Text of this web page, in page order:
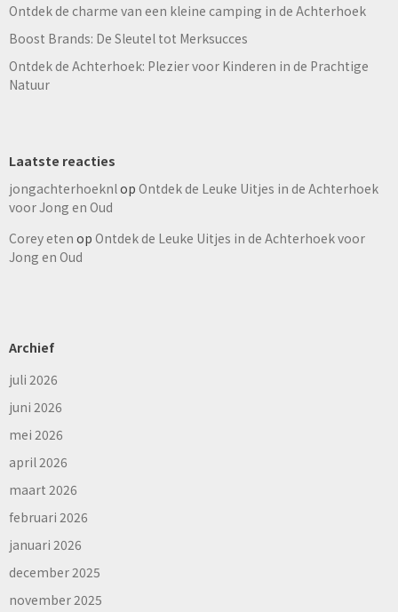
Ontdek de charme van een kleine camping in de Achterhoek
Boost Brands: De Sleutel tot Merksucces
Ontdek de Achterhoek: Plezier voor Kinderen in de Prachtige
Natuur
Laatste reacties
jongachterhoeknl op Ontdek de Leuke Uitjes in de Achterhoek
voor Jong en Oud
Corey eten op Ontdek de Leuke Uitjes in de Achterhoek voor
Jong en Oud
Archief
juli 2026
juni 2026
mei 2026
april 2026
maart 2026
februari 2026
januari 2026
december 2025
november 2025